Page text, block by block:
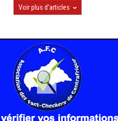
Voir plus d'articles